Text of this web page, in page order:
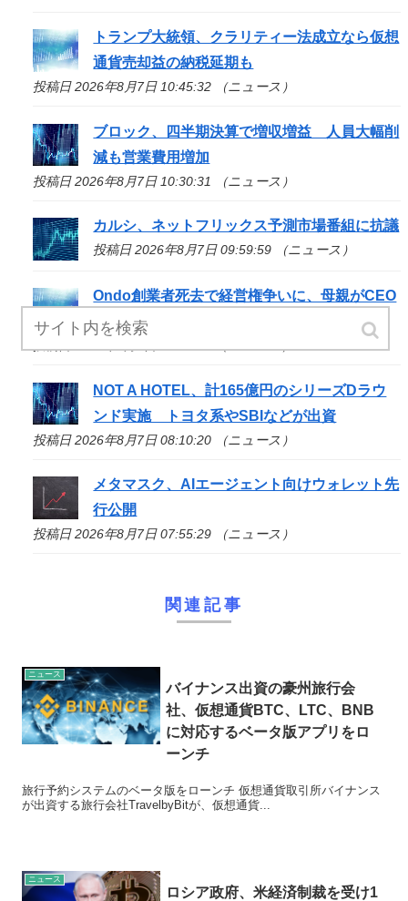
トランプ大統領、クラリティー法成立なら仮想
通貨売却益の納税延期も
投稿日 2026年8月7日 10:45:32 （ニュース）
ブロック、四半期決算で増収増益 人員大幅削
減も営業費用増加
投稿日 2026年8月7日 10:30:31 （ニュース）
カルシ、ネットフリックス予測市場番組に抗議
投稿日 2026年8月7日 09:59:59 （ニュース）
Ondo創業者死去で経営権争いに、母親がCEO
を提訴
投稿日 2026年8月7日 09:32:35 （ニュース）
NOT A HOTEL、計165億円のシリーズDラウ
ンド実施 トヨタ系やSBIなどが出資
投稿日 2026年8月7日 08:10:20 （ニュース）
メタマスク、AIエージェント向けウォレット先
行公開
投稿日 2026年8月7日 07:55:29 （ニュース）
関連記事
ニュース
バイナンス出資の豪州旅行会
社、仮想通貨BTC、LTC、BNB
に対応するベータ版アプリをロ
ーンチ
旅行予約システムのベータ版をローンチ 仮想通貨取引所バイナンス
が出資する旅行会社TravelbyBitが、仮想通貨...
ニュース
ロシア政府、米経済制裁を受け1